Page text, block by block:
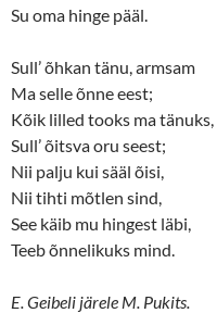
Su oma hinge pääl.
Sull’ õhkan tänu, armsam
Ma selle õnne eest;
Kõik lilled tooks ma tänuks,
Sull’ õitsva oru seest;
Nii palju kui sääl õisi,
Nii tihti mõtlen sind,
See käib mu hingest läbi,
Teeb õnnelikuks mind.
E. Geibeli järele M. Pukits.